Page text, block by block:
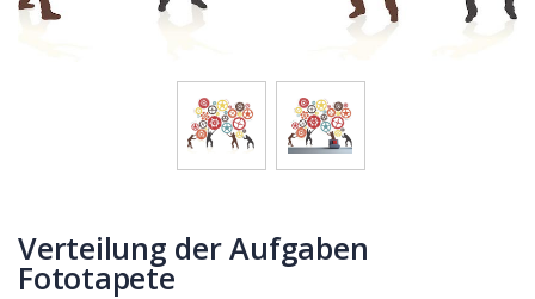
Verteilung der Aufgaben
Fototapete